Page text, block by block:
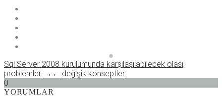
Sql Server 2008 kurulumunda karşılaşılabilecek olası
problemler. → ← değişik konseptler.
0
YORUMLAR